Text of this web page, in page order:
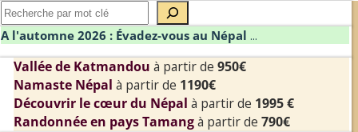
A l'automne 2026 : Évadez-vous au Népal ...
Vallée de Katmandou à partir de 950€
Namaste Népal à partir de 1190€
Découvrir le cœur du Népal à partir de 1995 €
Randonnée en pays Tamangà partir de 790€